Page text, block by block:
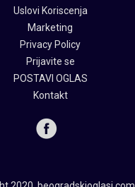
Uslovi Koriscenja
Marketing
Privacy Policy
Prijavite se
POSTAVI OGLAS
Kontakt